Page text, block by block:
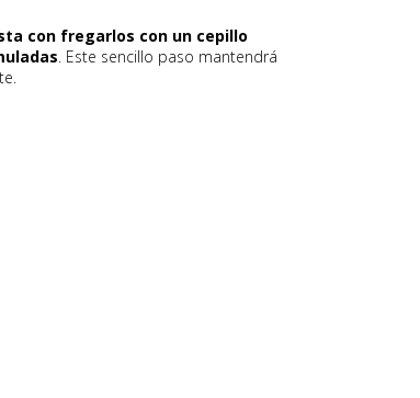
con fregarlos con un cepillo
. Este sencillo paso mantendrá